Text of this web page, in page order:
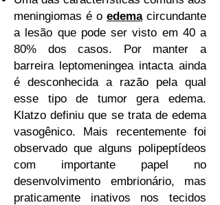
meningiomas é o edemacircundante
a lesão que pode ser visto em 40 a
80% dos casos. Por manter a
barreira leptomeningea intacta ainda
é desconhecida a razão pela qual
esse tipo de tumor gera edema.
Klatzo definiu que se trata de edema
vasogênico. Mais recentemente foi
observado que alguns polipeptídeos
com importante papel no
desenvolvimento embrionário, mas
praticamente inativos nos tecidos